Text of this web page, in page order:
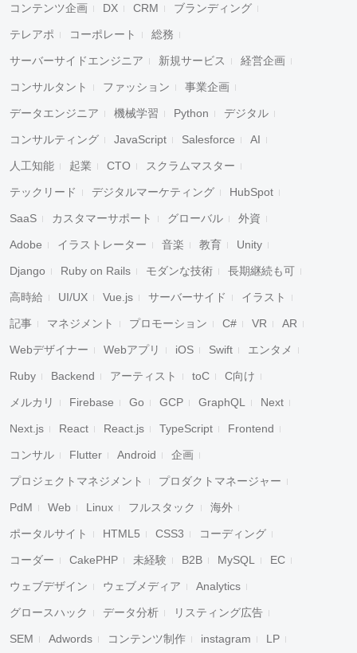
コンテンツ企画 DX CRM ブランディング
テレアポ コーポレート 総務
サーバーサイドエンジニア 新規サービス 経営企画
コンサルタント ファッション 事業企画
データエンジニア 機械学習 Python デジタル
コンサルティング JavaScript Salesforce AI
人工知能 起業 CTO スクラムマスター
テックリード デジタルマーケティング HubSpot
SaaS カスタマーサポート グローバル 外資
Adobe イラストレーター 音楽 教育 Unity
Django Ruby on Rails モダンな技術 長期継続も可
高時給 UI/UX Vue.js サーバーサイド イラスト
記事 マネジメント プロモーション C# VR AR
Webデザイナー Webアプリ iOS Swift エンタメ
Ruby Backend アーティスト toC C向け
メルカリ Firebase Go GCP GraphQL Next
Next.js React React.js TypeScript Frontend
コンサル Flutter Android 企画
プロジェクトマネジメント プロダクトマネージャー
PdM Web Linux フルスタック 海外
ポータルサイト HTML5 CSS3 コーディング
コーダー CakePHP 未経験 B2B MySQL EC
ウェブデザイン ウェブメディア Analytics
グロースハック データ分析 リスティング広告
SEM Adwords コンテンツ制作 instagram LP